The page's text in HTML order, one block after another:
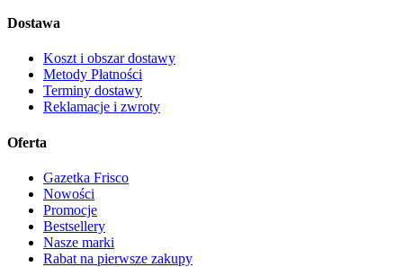
Dostawa
Koszt i obszar dostawy
Metody Płatności
Terminy dostawy
Reklamacje i zwroty
Oferta
Gazetka Frisco
Nowości
Promocje
Bestsellery
Nasze marki
Rabat na pierwsze zakupy